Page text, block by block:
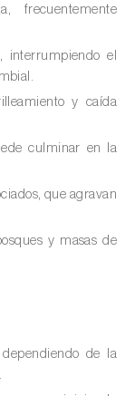
tenuis)
frecuentemente
interrumpiendo el
y caída
culminar en la
que agravan
y masas de
de la